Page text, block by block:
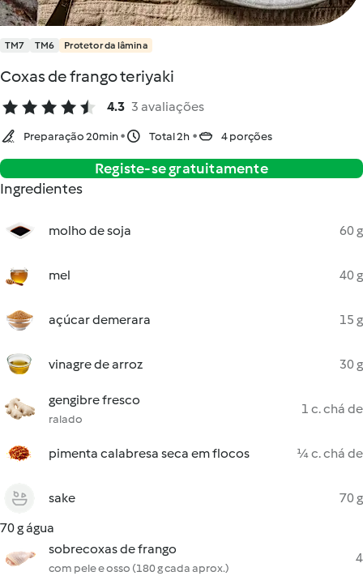
TM7 TM6 Protetor da lâmina
Coxas de frango teriyaki
4.3 3 avaliações
Preparação 20min Total 2h 4 porções
Registe-se gratuitamente
Ingredientes
molho de soja 60 g
mel 40 g
açúcar demerara 15 g
vinagre de arroz 30 g
gengibre fresco
ralado
1 c. chá de
pimenta calabresa seca em flocos ¼ c. chá de
sake
70 g
70 g água
sobrecoxas de frango
com pele e osso (180 g cada aprox.)
4